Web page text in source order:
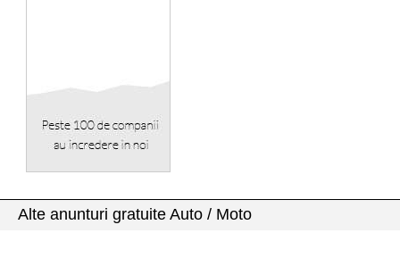
Alte anunturi gratuite Auto / Moto